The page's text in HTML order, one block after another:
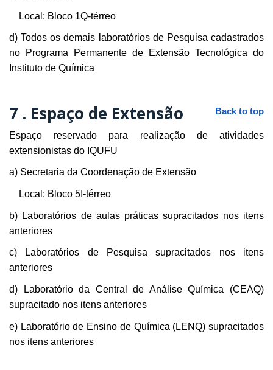
Local: Bloco 1Q-térreo
d) Todos os demais laboratórios de Pesquisa cadastrados
no Programa Permanente de Extensão Tecnológica do
Instituto de Química
Back to top
7 . Espaço de Extensão
Espaço reservado para realização de atividades
extensionistas do IQUFU
a) Secretaria da Coordenação de Extensão
Local: Bloco 5I-térreo
b) Laboratórios de aulas práticas supracitados nos itens
anteriores
c) Laboratórios de Pesquisa supracitados nos itens
anteriores
d) Laboratório da Central de Análise Química (CEAQ)
supracitado nos itens anteriores
e) Laboratório de Ensino de Química (LENQ) supracitados
nos itens anteriores